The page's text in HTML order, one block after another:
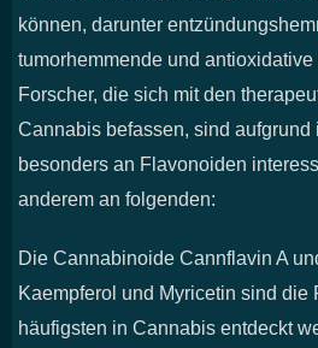
können, darunter
tumorhemmende und
Forscher, die sich mit den
Cannabis befassen, sind aufgrund
besonders an Flavonoiden
anderem an folgenden:
Die Cannabinoide Cannflavin A
Kaempferol und Myricetin sind die
häufigsten in Cannabis entdeckt